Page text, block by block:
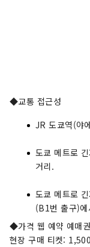
◆교통 접근성
JR 도쿄역(야
도쿄 메트로
거리.
도쿄 메트로
(B1번 출구)
◆가격 웹 예약 예매
현장 구매 티켓: